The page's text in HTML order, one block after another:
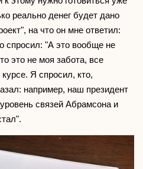
реально денег будет дано
на что он мне ответил:
спросил: "А это вообще не
это не моя забота, все
Я спросил, кто,
например, наш президент
связей Абрамсона и